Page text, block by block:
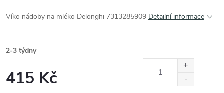
Víko nádoby na mléko Delonghi 7313285909 Detailní informace
2-3 týdny
415 Kč